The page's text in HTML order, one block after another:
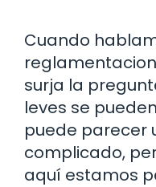
Cuando
surja la
leves se
puede parecer
complicado,
aquí estamos